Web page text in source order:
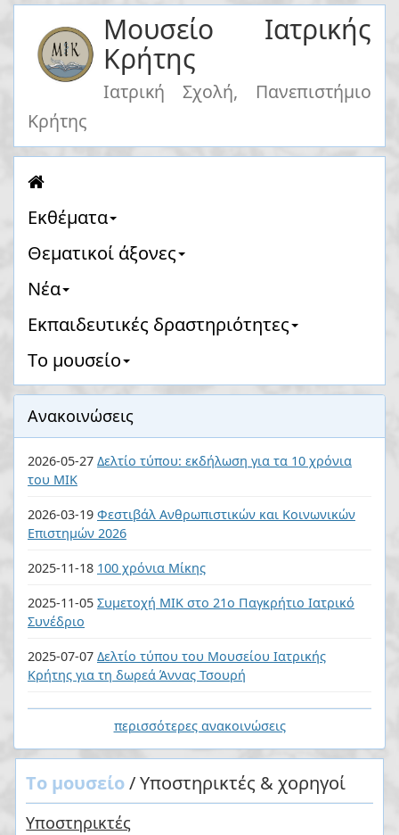
Μουσείο Ιατρικής
Κρήτης
Ιατρική Σχολή, Πανεπιστήμιο
Κρήτης
Eκθέματα
Θεματικοί άξονες
Νέα
Eκπαιδευτικές δραστηριότητες
Tο μουσείο
Ανακοινώσεις
2026-05-27 Δελτίο τύπου: εκδήλωση για τα 10 χρόνια
του ΜΙΚ
2026-03-19 Φεστιβάλ Ανθρωπιστικών και Κοινωνικών
Επιστημών 2026
2025-11-18 100 χρόνια Μίκης
2025-11-05 Συμετοχή ΜΙΚ στο 21ο Παγκρήτιο Ιατρικό
Συνέδριο
2025-07-07 Δελτίο τύπου του Μουσείου Ιατρικής
Κρήτης για τη δωρεά Άννας Τσουρή
περισσότερες ανακοινώσεις
Tο μουσείο/ Υποστηρικτές & χορηγοί
Υποστηρικτές